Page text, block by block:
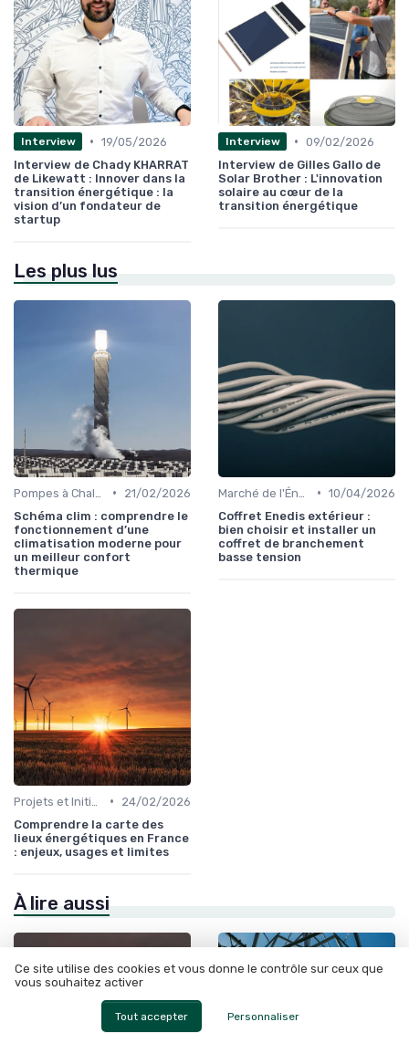
Interview • 19/05/2026
Interview de Chady KHARRAT
de Likewatt : Innover dans la
transition énergétique : la
vision d’un fondateur de
startup
Interview • 09/02/2026
Interview de Gilles Gallo de
Solar Brother : L'innovation
solaire au cœur de la
transition énergétique
Les plus lus
•
21/02/2026
Schéma clim : comprendre le
fonctionnement d’une
climatisation moderne pour
un meilleur confort
thermique
• 10/04/2026
Coffret Enedis extérieur :
bien choisir et installer un
coffret de branchement
basse tension
•
24/02/2026
Comprendre la carte des
lieux énergétiques en France
: enjeux, usages et limites
À lire aussi
Ce site utilise des cookies et vous donne le contrôle sur ceux que
vous souhaitez activer
Tout accepter Personnaliser